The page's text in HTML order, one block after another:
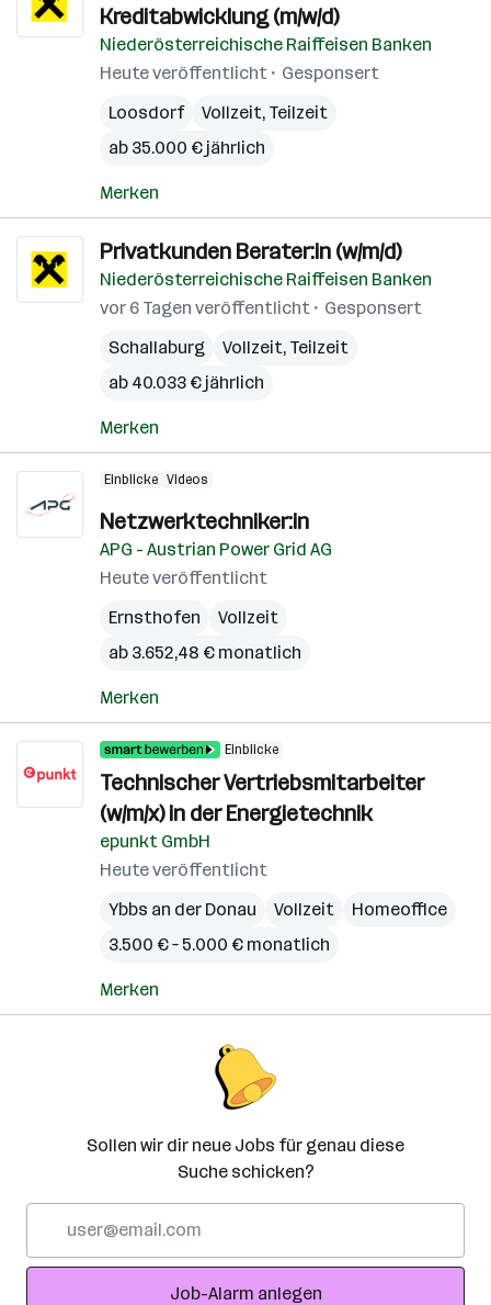
Kreditabwicklung (m/w/d)
Niederösterreichische Raiffeisen Banken
Heute veröffentlicht
Gesponsert
Loosdorf
Vollzeit, Teilzeit
ab 35.000 € jährlich
Merken
Privatkunden Berater:in (w/m/d)
Niederösterreichische Raiffeisen Banken
vor 6 Tagen veröffentlicht
Gesponsert
Schallaburg
Vollzeit, Teilzeit
ab 40.033 € jährlich
Merken
Einblicke Videos
Netzwerktechniker:in
APG - Austrian Power Grid AG
Heute veröffentlicht
Ernsthofen
Vollzeit
ab 3.652,48 € monatlich
Merken
Einblicke
Technischer Vertriebsmitarbeiter
(w/m/x) in der Energietechnik
epunkt GmbH
Heute veröffentlicht
Ybbs an der Donau
Vollzeit
Homeoffice
3.500 € – 5.000 € monatlich
Merken
Sollen wir dir neue Jobs für genau diese
Suche schicken?
Adresse
Job-Alarm anlegen